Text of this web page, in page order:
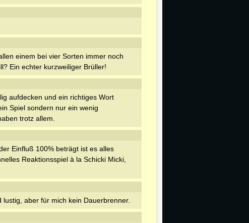
einem bei vier Sorten immer noch
Ein echter kurzweiliger Brüller!
aufdecken und ein richtiges Wort
Spiel sondern nur ein wenig
trotz allem.
Einfluß 100% beträgt ist es alles
Reaktionsspiel à la Schicki Micki,
lustig, aber für mich kein Dauerbrenner.